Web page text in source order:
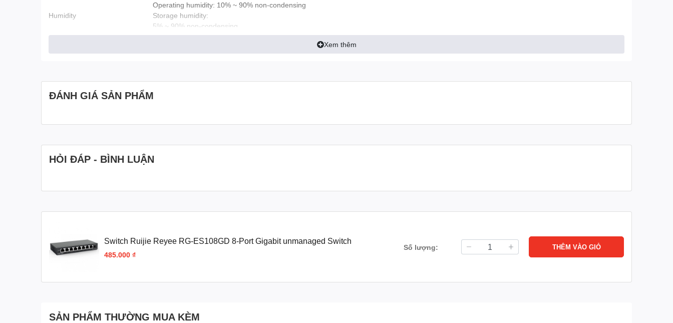
Humidity
Operating humidity: 10% ~ 90% non-condensing
Storage humidity:
5% ~ 90% non-condensing
Xem thêm
ĐÁNH GIÁ SẢN PHẨM
HỎI ĐÁP - BÌNH LUẬN
Switch Ruijie Reyee RG-ES108GD 8-Port Gigabit unmanaged Switch
485.000 ₫
Số lượng: THÊM VÀO GIỎ
SẢN PHẨM THƯỜNG MUA KÈM